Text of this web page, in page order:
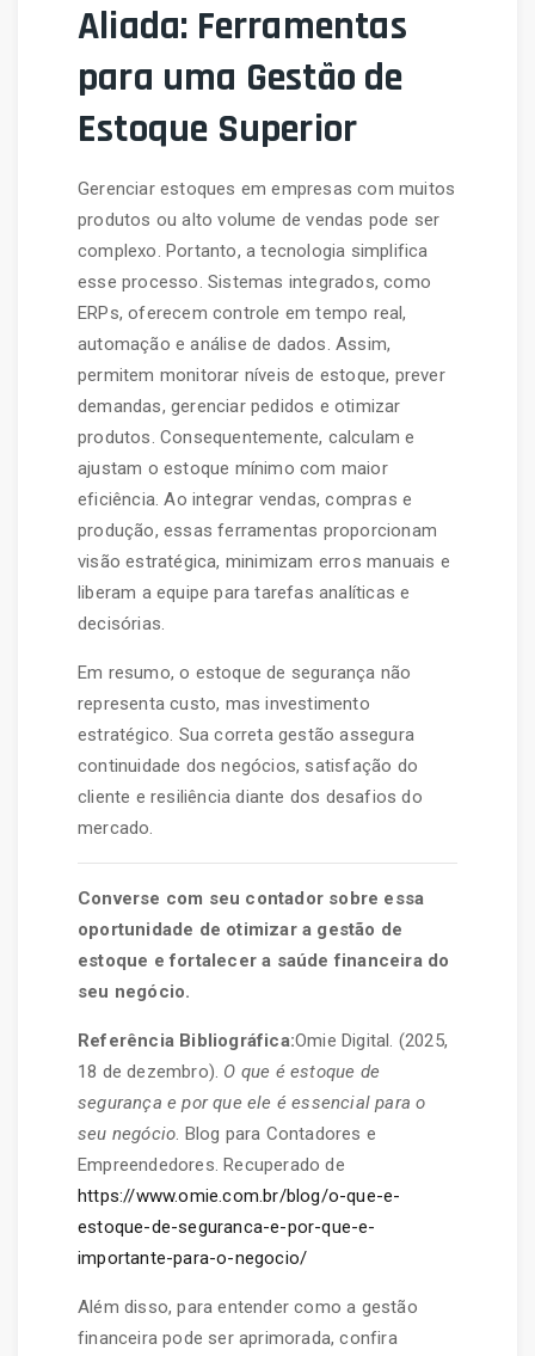
Aliada: Ferramentas
para uma Gestão de
Estoque Superior
Gerenciar estoques em empresas com muitos
produtos ou alto volume de vendas pode ser
complexo. Portanto, a tecnologia simplifica
esse processo. Sistemas integrados, como
ERPs, oferecem controle em tempo real,
automação e análise de dados. Assim,
permitem monitorar níveis de estoque, prever
demandas, gerenciar pedidos e otimizar
produtos. Consequentemente, calculam e
ajustam o estoque mínimo com maior
eficiência. Ao integrar vendas, compras e
produção, essas ferramentas proporcionam
visão estratégica, minimizam erros manuais e
liberam a equipe para tarefas analíticas e
decisórias.
Em resumo, o estoque de segurança não
representa custo, mas investimento
estratégico. Sua correta gestão assegura
continuidade dos negócios, satisfação do
cliente e resiliência diante dos desafios do
mercado.
Converse com seu contador sobre essa
oportunidade de otimizar a gestão de
estoque e fortalecer a saúde financeira do
seu negócio.
Referência Bibliográfica:Omie Digital. (2025,
18 de dezembro). O que é estoque de
segurança e por que ele é essencial para o
seu negócio. Blog para Contadores e
Empreendedores. Recuperado de
https://www.omie.com.br/blog/o-que-e-
estoque-de-seguranca-e-por-que-e-
importante-para-o-negocio/
Além disso, para entender como a gestão
financeira pode ser aprimorada, confira